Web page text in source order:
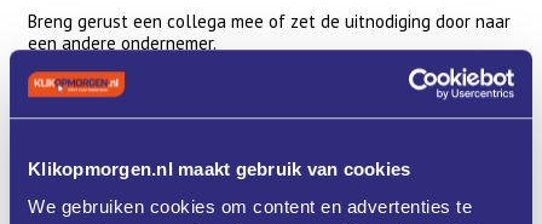
Klikopmorgen.nl maakt gebruik van cookies
We gebruiken cookies om content en advertenties te
Breng gerust een collega mee of zet de uitnodiging door naar
een andere ondernemer.
Programma
Dinsdag 2 juli van 8.30-11.00
Brightlands Smart Services Campus Venlo